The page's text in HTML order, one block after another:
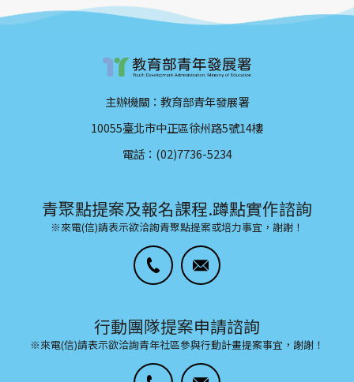
主辦機關：教育部青年發展署
10055臺北市中正區徐州路5號14樓
電話：(02)7736-5234
青聚點提案及報名課程.蹲點實作諮詢
※來電(信)請表示欲洽詢青聚點提案或培力事宜，謝謝！
行動團隊提案申請諮詢
※來電(信)請表示欲洽詢青年社區參與行動計畫提案事宜，謝謝！